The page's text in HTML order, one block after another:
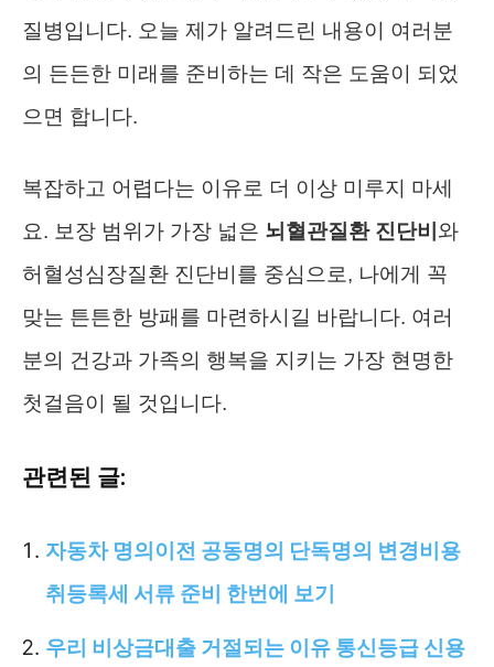
질병입니다. 오늘 제가 알려드린 내용이 여러분
의 든든한 미래를 준비하는 데 작은 도움이 되었
으면 합니다.
복잡하고 어렵다는 이유로 더 이상 미루지 마세
요. 보장 범위가 가장 넓은 뇌혈관질환 진단비 와
허혈성심장질환 진단비를 중심으로, 나에게 꼭
맞는 튼튼한 방패를 마련하시길 바랍니다. 여러
분의 건강과 가족의 행복을 지키는 가장 현명한
첫걸음이 될 것입니다.
관련된 글:
자동차 명의이전 공동명의 단독명의 변경비용
취등록세 서류 준비 한번에 보기
우리 비상금대출 거절되는 이유 통신등급 신용